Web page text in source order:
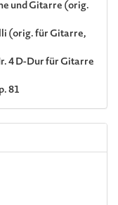
und Gitarre (orig.
(orig. für Gitarre,
4 D-Dur für Gitarre
81